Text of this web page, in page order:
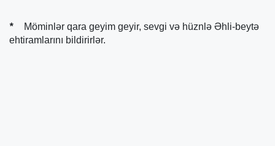
*
Möminlər qara geyim geyir, sevgi və hüznlə Əhli-beytə
ehtiramlarını bildirirlər.